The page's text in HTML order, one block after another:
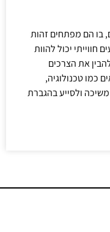
בו הם מפתחים זהות
חווייתי יכול להוות
את הצרכים
כמו טכנולוגיה,
ולסייע בהגברת